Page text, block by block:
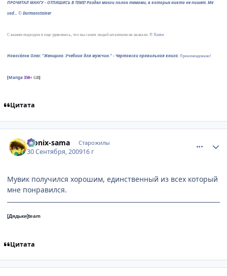
ПРОЧИТАЛ МАНГУ - ОТПИШИСЬ В ТЕМЕ! Раздел манги полон темами, в которых никто не пишет. Me
sad...©Durmanstainer
С вашим подходом я еще удивляюсь, что вы самих людей штампами не назвали. © Xmire
Новосёлов Олег: "Женщина. Учебник для мужчин." - Чертовски правильная книга. ©рекомендовано!
[Manga 350+ GB]
Цитата
Monix-sama Старожилы
30 Сентября, 200916 г
Мувик получился хорошим, единственный из всех который
мне понравился.
[Дядьки]team
Цитата